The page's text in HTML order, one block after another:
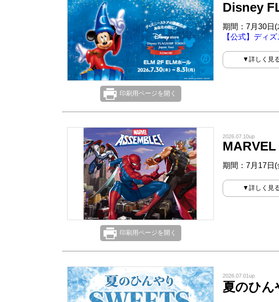
印刷用ページを開く
Disney
期間：7月30日
【公式】ディ
▼詳しく見
印刷用ページを開く
2026.07.10up
期間：7月17日
▼詳しく見
2026.07.01up
夏のひん